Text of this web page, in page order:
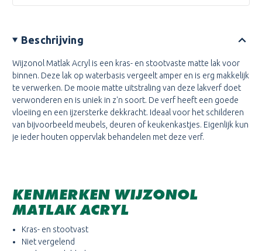
Beschrijving
Wijzonol Matlak Acryl is een kras- en stootvaste matte lak voor
binnen. Deze lak op waterbasis vergeelt amper en is erg makkelijk
te verwerken. De mooie matte uitstraling van deze lakverf doet
verwonderen en is uniek in z'n soort. De verf heeft een goede
vloeiing en een ijzersterke dekkracht. Ideaal voor het schilderen
van bijvoorbeeld meubels, deuren of keukenkastjes. Eigenlijk kun
je ieder houten oppervlak behandelen met deze verf.
KENMERKEN WIJZONOL
MATLAK ACRYL
Kras- en stootvast
Niet vergelend